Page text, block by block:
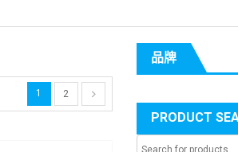
1 2
品牌
PRODUCT